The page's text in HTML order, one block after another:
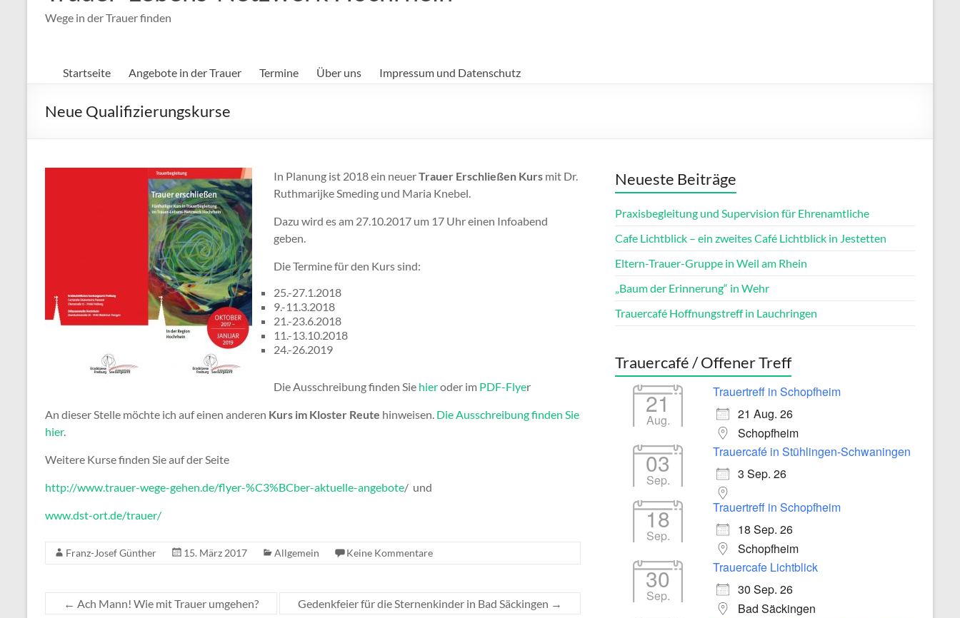
Wege in der Trauer finden
Startseite Angebote in der Trauer Termine Über uns Impressum und Datenschutz
Neue Qualifizierungskurse
In Planung ist 2018 ein neuerTrauer Erschließen Kurs mit Dr.
Ruthmarijke Smeding und Maria Knebel.
Dazu wird es am 27.10.2017 um 17 Uhr einen Infoabend
geben.
Die Termine für den Kurs sind:
25.-27.1.2018
9.-11.3.2018
21.-23.6.2018
11.-13.10.2018
24.-26.2019
Die Ausschreibung finden Sie hieroder im PDF-Flyer
An dieser Stelle möchte ich auf einen anderen Kurs im Kloster Reute hinweisen. Die Ausschreibung finden Sie
hier.
Weitere Kurse finden Sie auf der Seite
http://www.trauer-wege-gehen.de/flyer-%C3%BCber-aktuelle-angebote/ und
www.dst-ort.de/trauer/
Franz-Josef Günther 15. März 2017 Allgemein Keine Kommentare
← Ach Mann! Wie mit Trauer umgehen? Gedenkfeier für die Sternenkinder in Bad Säckingen →
Neueste Beiträge
Praxisbegleitung und Supervision für Ehrenamtliche
Cafe Lichtblick – ein zweites Café Lichtblick in Jestetten
Eltern-Trauer-Gruppe in Weil am Rhein
„Baum der Erinnerung“ in Wehr
Trauercafé Hoffnungstreff in Lauchringen
Trauercafé / Offener Treff
21
Aug.
Trauertreff in Schopfheim
21 Aug. 26
Schopfheim
03
Sep.
Trauercafé in Stühlingen-Schwaningen
3 Sep. 26
18
Sep.
Trauertreff in Schopfheim
18 Sep. 26
Schopfheim
30
Sep.
Trauercafe Lichtblick
30 Sep. 26
Bad Säckingen